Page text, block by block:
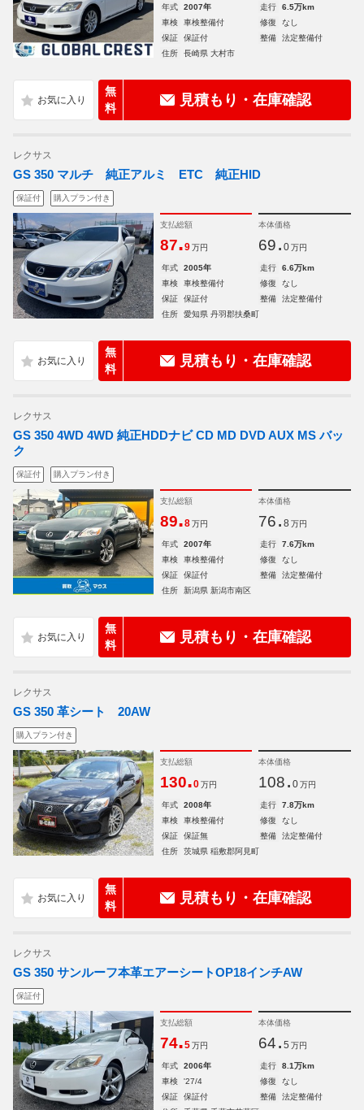
年式 2007年 走行
6.5万km
車検
車検整備付 修復
なし
保証
保証付 整備
法定整備付
住所
長崎県 大村市
無
料
見積もり・在庫確認
レクサス
GS 350 マルチ 純正アルミ ETC 純正HID
保証付 購入プラン付き
支払総額
87.9 万円
本体価格
69. 0 万円
年式 2005年 走行
6.6万km
車検
車検整備付 修復
なし
保証
保証付 整備
法定整備付
住所
愛知県 丹羽郡扶桑町
無
料
見積もり・在庫確認
レクサス
GS 350 4WD 4WD 純正HDDナビ CD MD DVD AUX MS バッ
ク
保証付 購入プラン付き
支払総額
89.8 万円
本体価格
76. 8 万円
年式 2007年 走行
7.6万km
車検
車検整備付 修復
なし
保証
保証付 整備
法定整備付
住所
新潟県 新潟市南区
無
料
見積もり・在庫確認
レクサス
GS 350 革シート 20AW
購入プラン付き
支払総額
130.0 万円
本体価格
108. 0 万円
年式 2008年 走行
7.8万km
車検
車検整備付 修復
なし
保証
保証無 整備
法定整備付
住所
茨城県 稲敷郡阿見町
無
料
見積もり・在庫確認
レクサス
GS 350 サンルーフ本革エアーシートOP18インチAW
保証付
支払総額
74.5 万円
本体価格
64. 5 万円
年式 2006年 走行
8.1万km
車検
'27/4 修復
なし
保証
保証付 整備
法定整備付